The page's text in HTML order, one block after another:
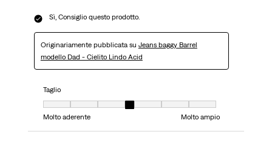
Sì, Consiglio questo prodotto.
Originariamente pubblicata su Jeans baggy Barrel
modello Dad - Cielito Lindo Acid
Taglio
Taglio, 4 su 7, dove 1 è uguale a Molto aderente e 7 è uguale a Molto
Molto aderente
Molto ampio